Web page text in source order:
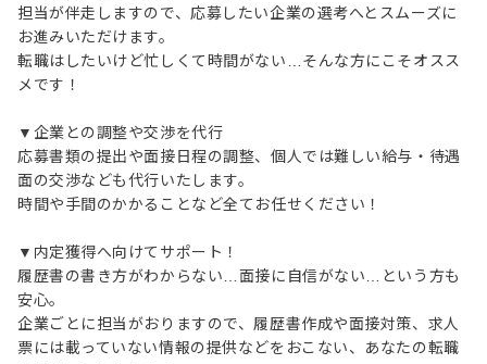
担当が伴走しますので、応募したい企業の選考へとスムーズに
お進みいただけます。
転職はしたいけど忙しくて時間がない…そんな方にこそオスス
メです！
▼企業との調整や交渉を代行
応募書類の提出や面接日程の調整、個人では難しい給与・待遇
面の交渉なども代行いたします。
時間や手間のかかることなど全てお任せください！
▼内定獲得へ向けてサポート！
履歴書の書き方がわからない…面接に自信がない…という方も
安心。
企業ごとに担当がおりますので、履歴書作成や面接対策、求人
票には載っていない情報の提供などをおこない、あなたの転職